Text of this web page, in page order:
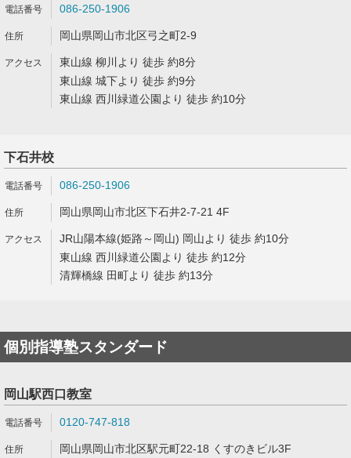
086-250-1906
岡山県岡山市北区弓之町2-9
東山線 柳川より 徒歩 約8分
東山線 城下より 徒歩 約9分
東山線 西川緑道公園より 徒歩 約10分
下石井校
086-250-1906
岡山県岡山市北区下石井2-7-21 4F
JR山陽本線(姫路～岡山) 岡山より 徒歩 約10分
東山線 西川緑道公園より 徒歩 約12分
清輝橋線 田町より 徒歩 約13分
個別指導塾スタンダード
岡山駅西口教室
0120-747-818
岡山県岡山市北区駅元町22-18 くすのきビル3F